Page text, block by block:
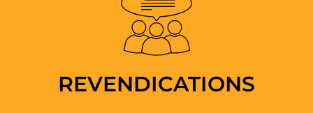
REVENDICATIONS